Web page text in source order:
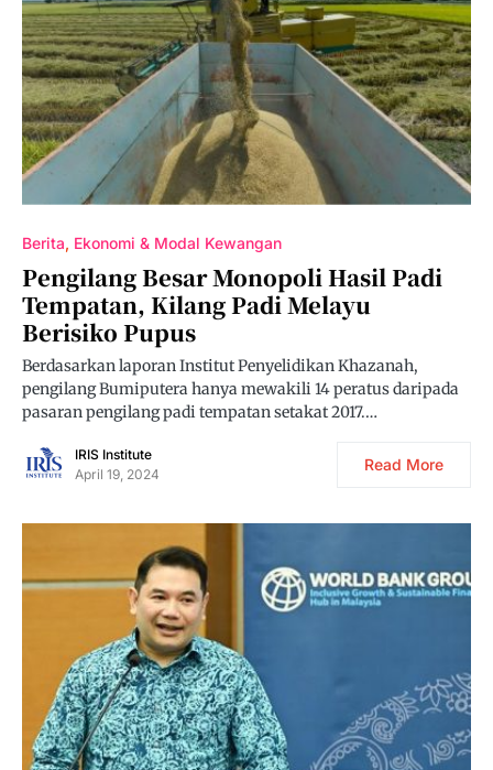
Berita Ekonomi & Modal Kewangan
Pengilang Besar Monopoli Hasil Padi
Tempatan, Kilang Padi Melayu
Berisiko Pupus
Berdasarkan laporan Institut Penyelidikan Khazanah,
pengilang Bumiputera hanya mewakili 14 peratus daripada
pasaran pengilang padi tempatan setakat 2017.…
IRIS Institute
April 19, 2024
Read More